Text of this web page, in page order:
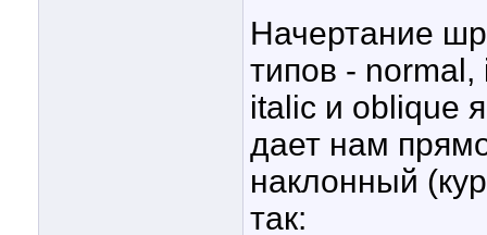
Начертание
типов -
italic и oblique
дает нам
наклонный
так: